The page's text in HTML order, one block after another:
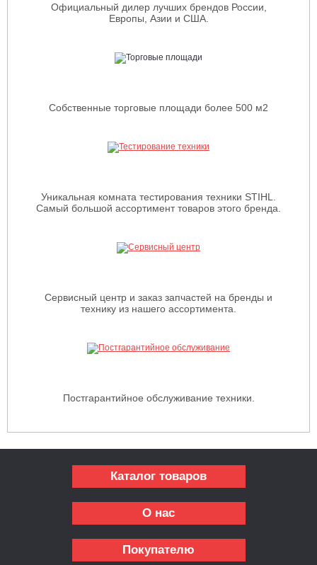
Официальный дилер лучших брендов России,
Европы, Азии и США.
Собственные торговые площади более 500 м2
Уникальная комната тестирования техники STIHL.
Самый большой ассортимент товаров этого бренда.
Сервисный центр и заказ запчастей на бренды и
технику из нашего ассортимента.
Постгарантийное обслуживание техники.
Каталог товаров
О нас
Покупателю